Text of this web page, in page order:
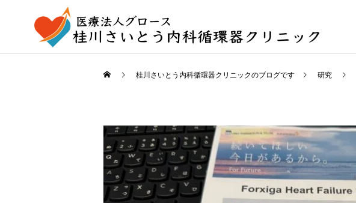
桂川さいとう内科循環器クリニックのブログです 研究